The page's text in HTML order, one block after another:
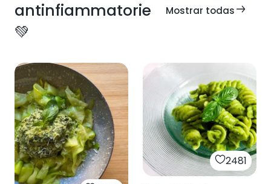
antinfiammatorie
💚
Mostrar todas
2481